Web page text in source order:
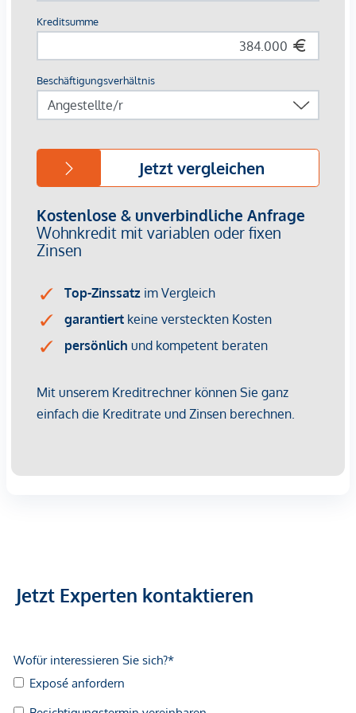
Revitalisiertes Gründerzeithaus
47 Zweizimmerapartments
2 Dreizimmerapartments
1- bis 3-Zimmereinheiten
Gärten, Loggien und Terrassen
Fernwärme
Die Höhe der Betriebskosten und Rücklagen sind noch nicht
bekannt.
von EUR 337.000,- bis EUR 916.000,- netto zzgl. 20% USt.
Provisionsfrei für den Käufer!
Fertigstellung: bereits erfolgt
Bei diesem Angebot handelt es sich um eine
Vorsorgewohnung, die zu Vermietungszwecken erworben
Gesundheit
Arzt <225m
Jetzt Experten kontaktieren